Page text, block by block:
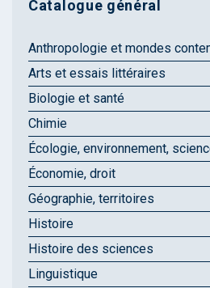
Catalogue général
Anthropologie et mondes
Arts et essais littéraires
Biologie et santé
Chimie
Écologie, environnement,
Économie, droit
Géographie, territoires
Histoire
Histoire des sciences
Linguistique